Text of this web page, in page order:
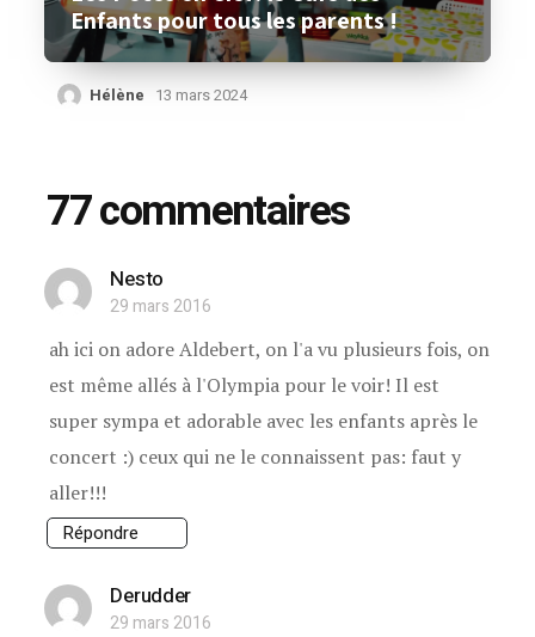
Enfants pour tous les parents !
Hélène 13 mars 2024
77 commentaires
Nesto
29 mars 2016
ah ici on adore Aldebert, on l'a vu plusieurs fois, on
est même allés à l'Olympia pour le voir! Il est
super sympa et adorable avec les enfants après le
concert :) ceux qui ne le connaissent pas: faut y
aller!!!
Répondre
Derudder
29 mars 2016